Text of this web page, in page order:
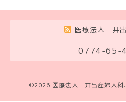
医療法人 井
0774-65-
©2026 医療法人 井出産婦人科